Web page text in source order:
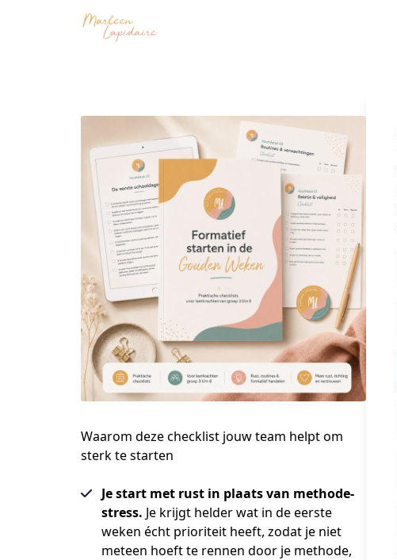
Waarom deze checklist jouw team helpt om
sterk te starten
Je start met rust in plaats van methode-
stress. Je krijgt helder wat in de eerste
weken écht prioriteit heeft, zodat je niet
meteen hoeft te rennen door je methode,